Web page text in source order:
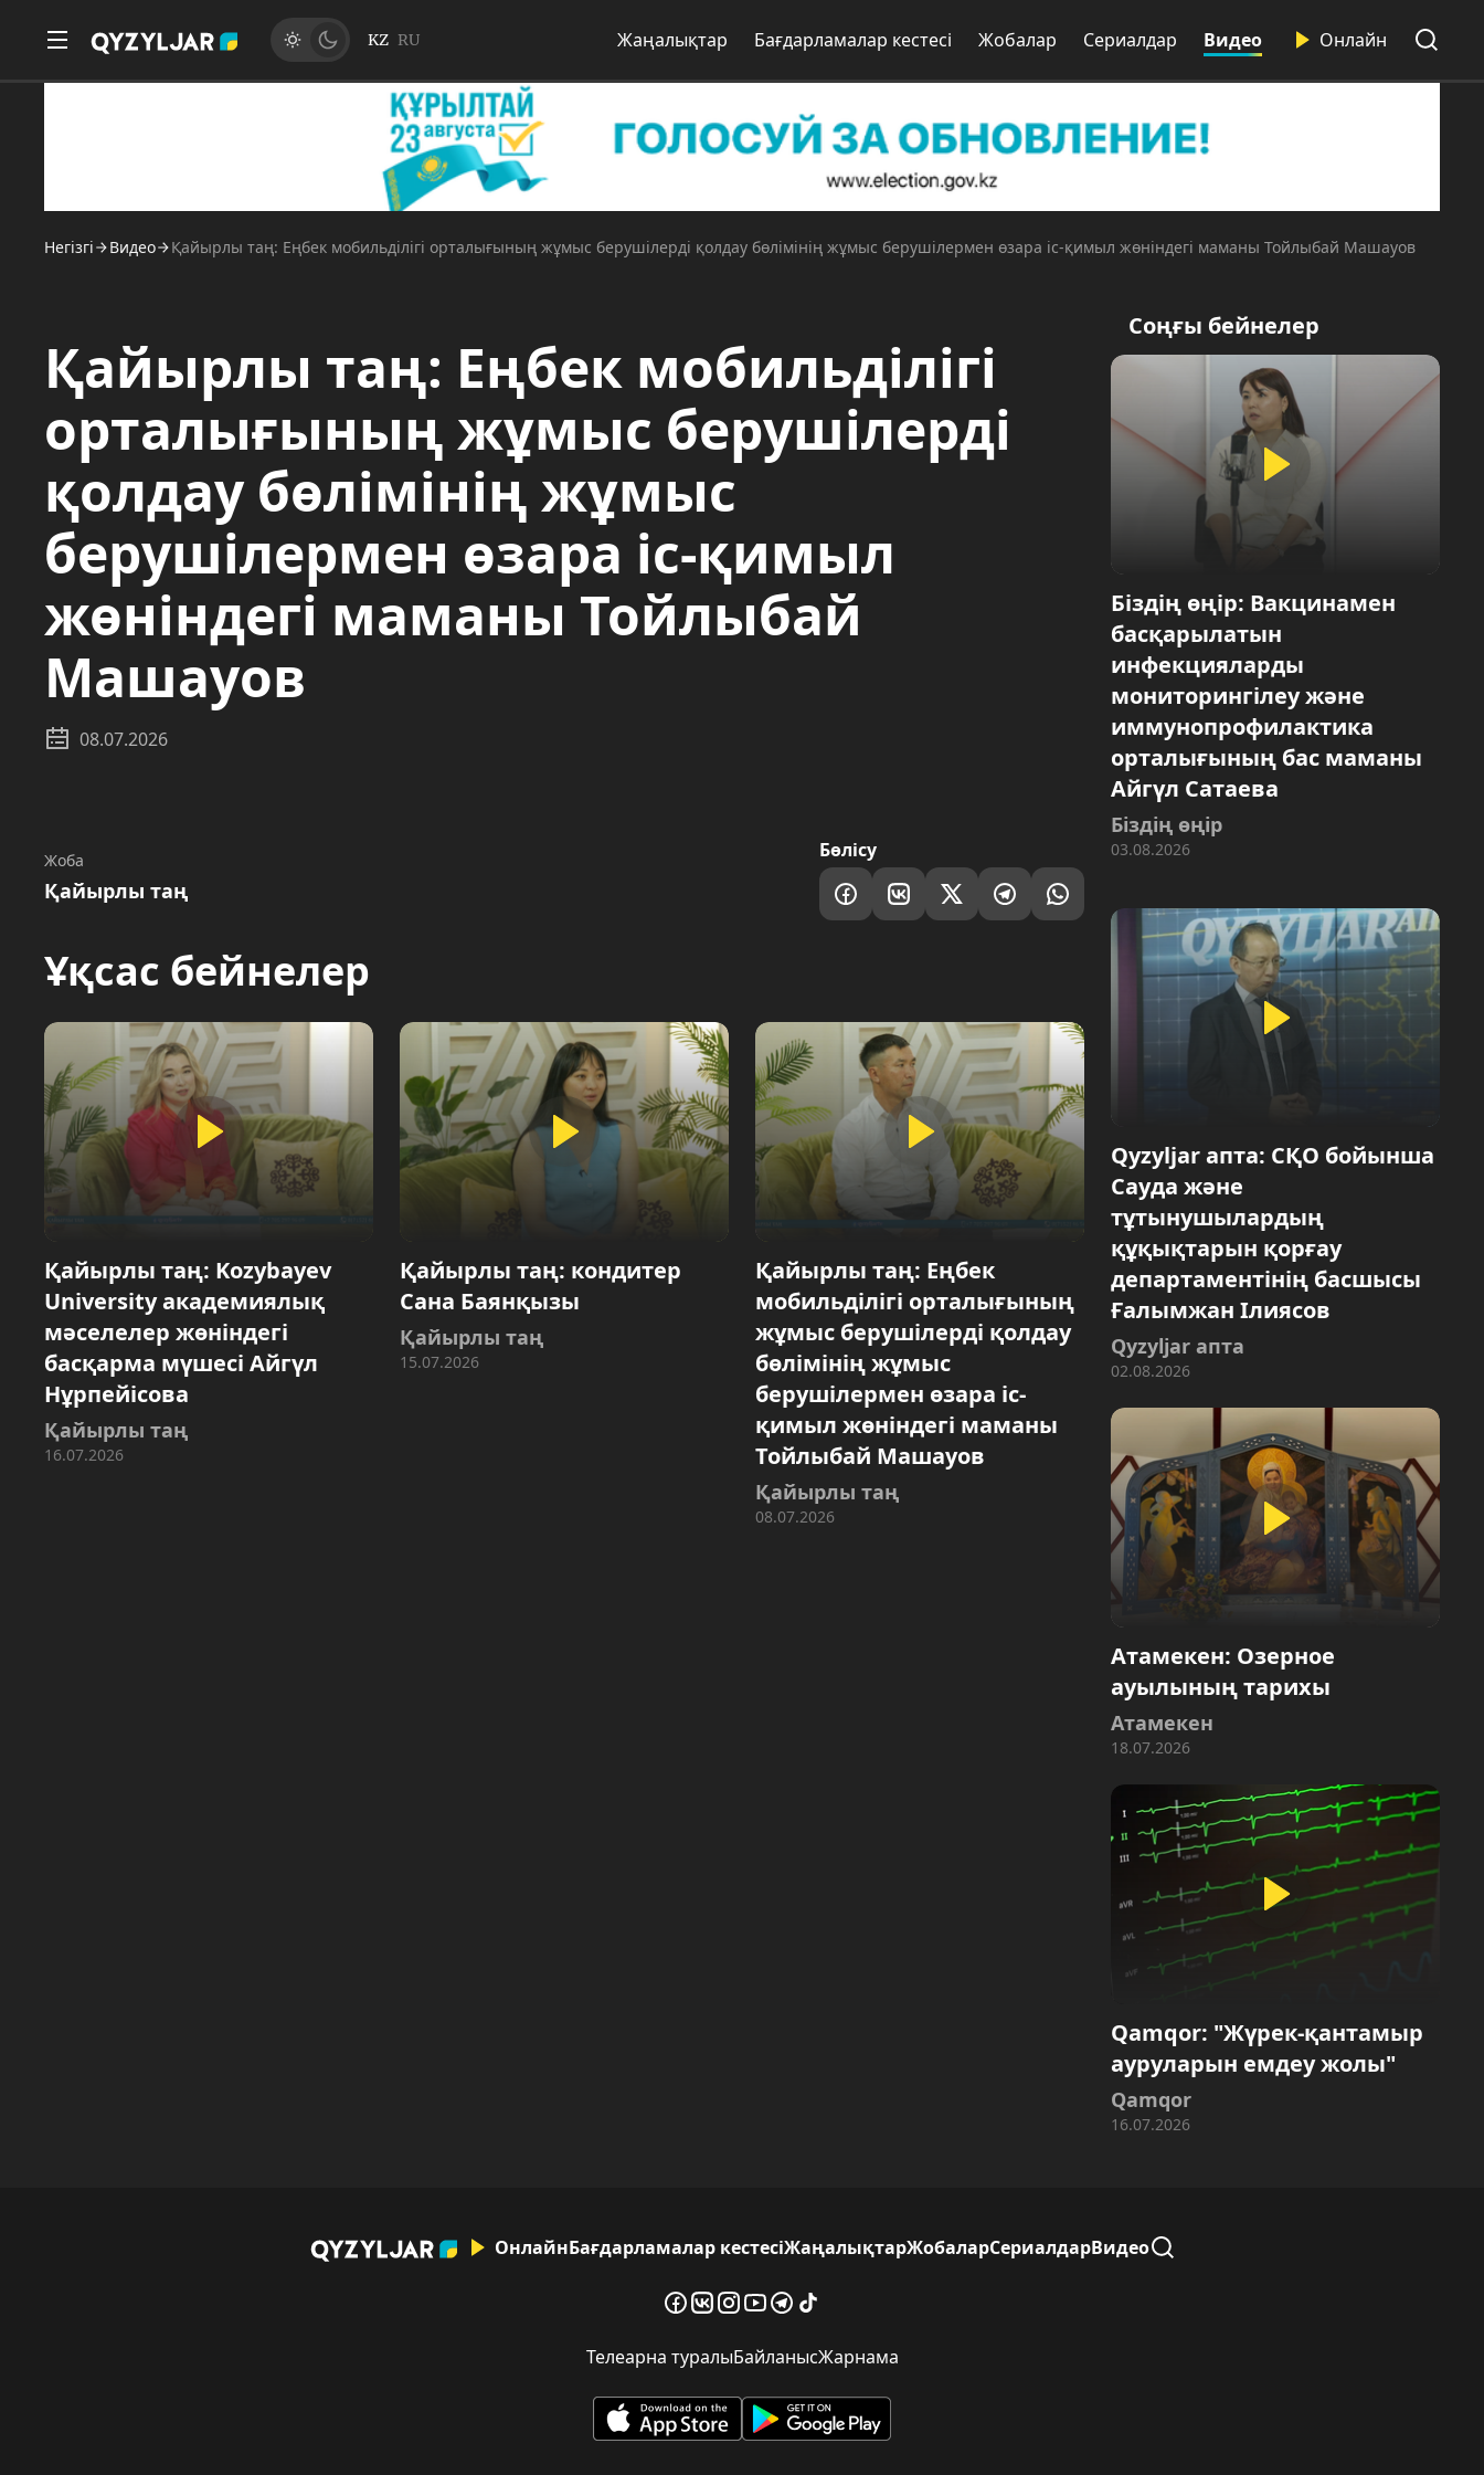
KZ RU Жаңалықтар Бағдарламалар кестесі Жобалар Сериалдар Видео Онлайн
Негізгі Видео Қайырлы таң: Еңбек мобильділігі орталығының жұмыс берушілерді қолдау бөлімінің жұмыс берушілермен өзара іс-қимыл жөніндегі маманы Тойлыбай Машауов
Қайырлы таң: Еңбек мобильділігі
орталығының жұмыс берушілерді
қолдау бөлімінің жұмыс
берушілермен өзара іс-қимыл
жөніндегі маманы Тойлыбай
Машауов
08.07.2026
Жоба
Қайырлы таң
Бөлісу
Ұқсас бейнелер
Қайырлы таң: Kozybayev
University академиялық
мәселелер жөніндегі
басқарма мүшесі Айгүл
Нұрпейісова
Қайырлы таң
16.07.2026
Қайырлы таң: кондитер
Сана Баянқызы
Қайырлы таң
15.07.2026
Қайырлы таң: Еңбек
мобильділігі орталығының
жұмыс берушілерді қолдау
бөлімінің жұмыс
берушілермен өзара іс-
қимыл жөніндегі маманы
Тойлыбай Машауов
Қайырлы таң
08.07.2026
Соңғы бейнелер
Біздің өңір: Вакцинамен
басқарылатын
инфекцияларды
мониторингілеу және
иммунопрофилактика
орталығының бас маманы
Айгүл Сатаева
Біздің өңір
03.08.2026
Qyzyljar апта: СҚО бойынша
Сауда және
тұтынушылардың
құқықтарын қорғау
департаментінің басшысы
Ғалымжан Ілиясов
Qyzyljar апта
02.08.2026
Атамекен: Озерное
ауылының тарихы
Атамекен
18.07.2026
Qamqor: "Жүрек-қантамыр
ауруларын емдеу жолы"
Qamqor
16.07.2026
ОнлайнБағдарламалар кестесіЖаңалықтарЖобаларСериалдарВидео
Телеарна туралыБайланысЖарнама